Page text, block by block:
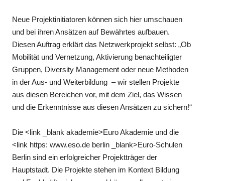
Neue Projektinitiatoren können sich hier umschauen
und bei ihren Ansätzen auf Bewährtes aufbauen.
Diesen Auftrag erklärt das Netzwerkprojekt selbst: „Ob
Mobilität und Vernetzung, Aktivierung benachteiligter
Gruppen, Diversity Management oder neue Methoden
in der Aus- und Weiterbildung – wir stellen Projekte
aus diesen Bereichen vor, mit dem Ziel, das Wissen
und die Erkenntnisse aus diesen Ansätzen zu sichern!“
Die <link _blank akademie>Euro Akademie und die
<link https: www.eso.de berlin _blank>Euro-Schulen
Berlin sind ein erfolgreicher Projektträger der
Hauptstadt. Die Projekte stehen im Kontext Bildung